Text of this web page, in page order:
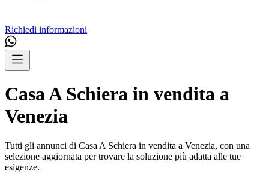
Richiedi informazioni
Casa A Schiera in vendita a
Venezia
Tutti gli annunci di Casa A Schiera in vendita a Venezia, con una
selezione aggiornata per trovare la soluzione più adatta alle tue
esigenze.